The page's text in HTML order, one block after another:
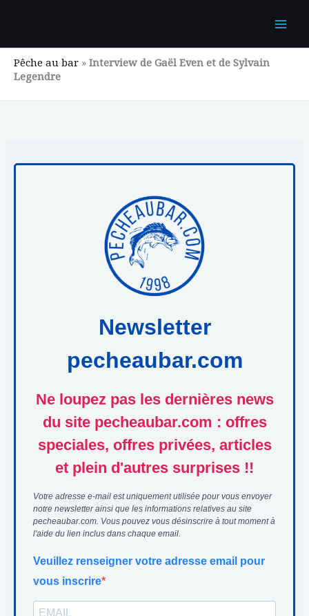
contenu
Pêche au bar » Interview de Gaël Even et de Sylvain
Legendre
Newsletter
pecheaubar.com
Ne loupez pas les dernières news
du site pecheaubar.com : offres
speciales, offres privées, articles
et plein d'autres surprises !!
Votre adresse e-mail est uniquement utilisée pour vous envoyer
notre newsletter ainsi que les informations relatives au site
pecheaubar.com. Vous pouvez vous désinscrire à tout moment à
l'aide du lien inclus dans chaque email.
Veuillez renseigner votre adresse email pour
vous inscrire